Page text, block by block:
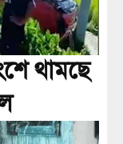
থামছে